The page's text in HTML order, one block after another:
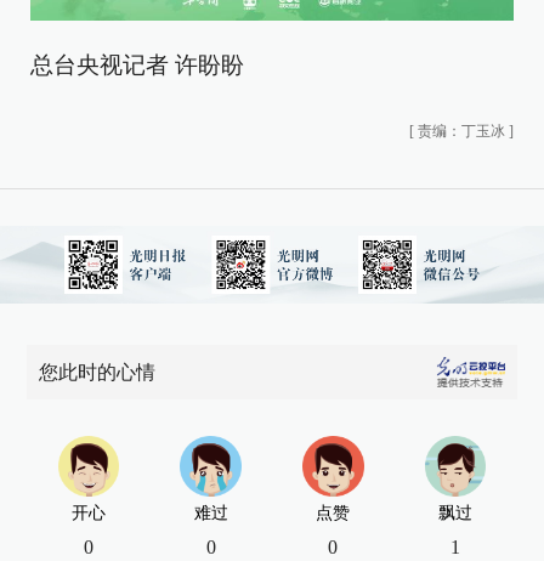
总台央视记者 许盼盼
[ 责编：丁玉冰 ]
您此时的心情
开心
0
难过
0
点赞
0
飘过
1